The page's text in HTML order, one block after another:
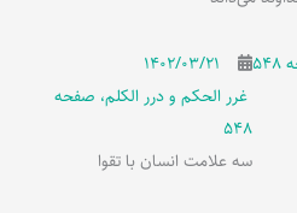
۱۴۰۲/۰۳/۲۱
غرر الحکم و درر الکلم، صفحه
548
سه علامت انسان با تقوا